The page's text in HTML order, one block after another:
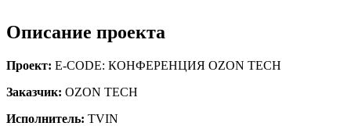
Описание проекта
Проект: E-CODE: КОНФЕРЕНЦИЯ OZON TECH
Заказчик: OZON TECH
Исполнитель: TVIN